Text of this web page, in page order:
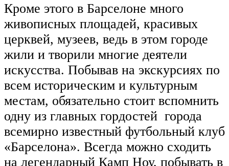
Кроме этого в Барселоне много
живописных площадей, красивых
церквей, музеев, ведь в этом городе
жили и творили многие деятели
искусства. Побывав на экскурсиях по
всем историческим и культурным
местам, обязательно стоит вспомнить
одну из главных гордостей города
всемирно известный футбольный клуб
«Барселона». Всегда можно сходить
на легендарный Камп Ноу, побывать в